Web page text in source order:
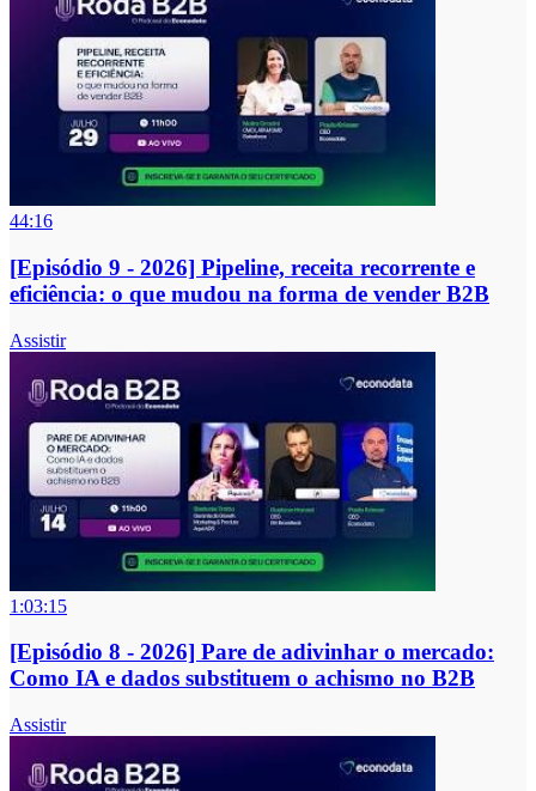
44:16
[Episódio 9 - 2026] Pipeline, receita recorrente e
eficiência: o que mudou na forma de vender B2B
Assistir
1:03:15
[Episódio 8 - 2026] Pare de adivinhar o mercado:
Como IA e dados substituem o achismo no B2B
Assistir